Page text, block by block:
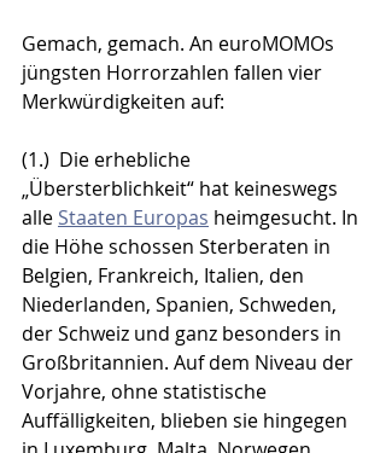
Gemach, gemach. An euroMOMOs
jüngsten Horrorzahlen fallen vier
Merkwürdigkeiten auf:
(1.)  Die erhebliche
„Übersterblichkeit“ hat keineswegs
alle Staaten Europas heimgesucht. In
die Höhe schossen Sterberaten in
Belgien, Frankreich, Italien, den
Niederlanden, Spanien, Schweden,
der Schweiz und ganz besonders in
Großbritannien. Auf dem Niveau der
Vorjahre, ohne statistische
Auffälligkeiten, blieben sie hingegen